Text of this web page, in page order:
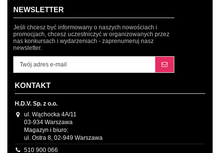
NEWSLETTER
Jeśli chcesz być informowany o naszych nowościach i
promocjach, chcesz uczestniczyć w organizowanych przez
nas konkursach i wydarzeniach - zaprenumeruj nasz
newsletter.
KONTAKT
H.D.V. Sp. z o.o.
ul. Wąchocka 4A/11
03-934 Warszawa
Magazyn i biuro:
ul. Ostra 8, 02-949 Warszawa
510 900 066